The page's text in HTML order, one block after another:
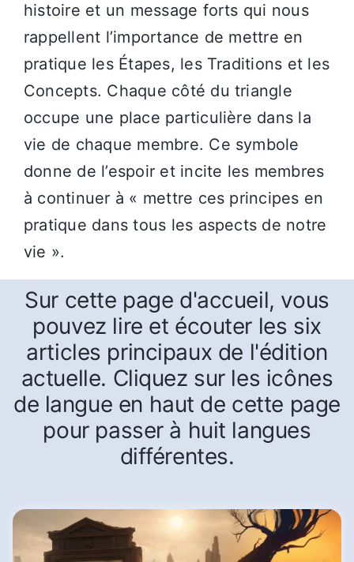
histoire et un message forts qui nous
rappellent l’importance de mettre en
pratique les Étapes, les Traditions et les
Concepts. Chaque côté du triangle
occupe une place particulière dans la
vie de chaque membre. Ce symbole
donne de l’espoir et incite les membres
à continuer à « mettre ces principes en
pratique dans tous les aspects de notre
vie ».
Sur cette page d'accueil, vous
pouvez lire et écouter les six
articles principaux de l'édition
actuelle. Cliquez sur les icônes
de langue en haut de cette page
pour passer à huit langues
différentes.